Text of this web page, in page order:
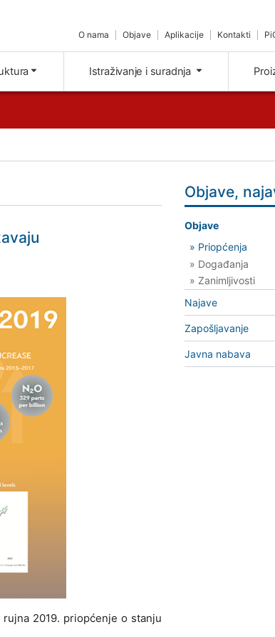
O nama Objave Aplikacije Kontakti
Istraživanje i suradnja
2019. priopćenje o stanju
Objave,
Objave
» Priopćenja
» Događanja
» Zanimljivosti
Najave
Zapošljavanje
Javna nabava